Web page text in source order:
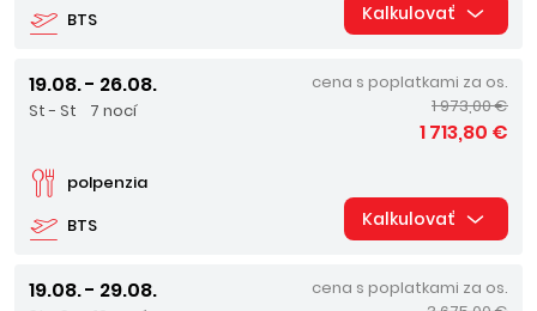
BTS Kalkulovať
19.08. - 26.08.
St - St 7 nocí
BTS
polpenzia
cena s poplatkami za os.
1 973,00 €
1 713,80 €
Kalkulovať
19.08. - 29.08.
cena s poplatkami za os.